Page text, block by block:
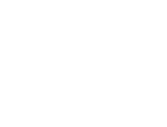
teilenteilen